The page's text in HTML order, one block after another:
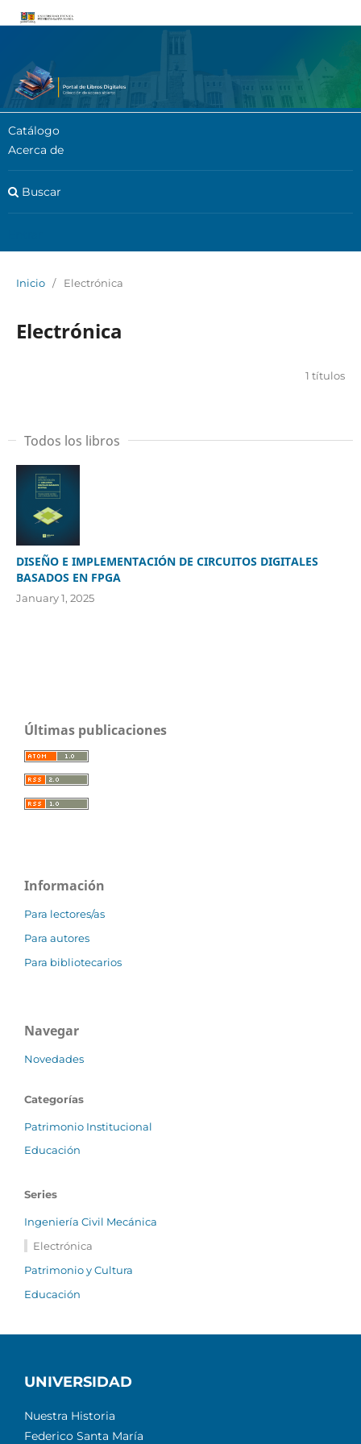
Catálogo
Acerca de
Buscar
Inicio / Electrónica
Electrónica
1 títulos
Todos los libros
DISEÑO E IMPLEMENTACIÓN DE CIRCUITOS DIGITALES
BASADOS EN FPGA
January 1, 2025
Últimas publicaciones
Información
Para lectores/as
Para autores
Para bibliotecarios
Navegar
Novedades
Categorías
Patrimonio Institucional
Educación
Series
Ingeniería Civil Mecánica
Electrónica
Patrimonio y Cultura
Educación
UNIVERSIDAD
Nuestra Historia
Federico Santa María